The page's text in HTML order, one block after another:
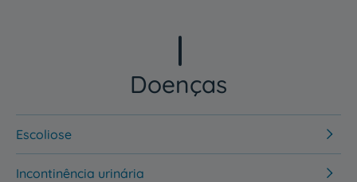
Doenças
Escoliose
Incontinência urinária